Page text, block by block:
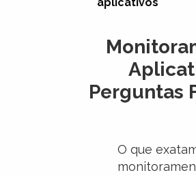
aplicativos
Perguntas
O que